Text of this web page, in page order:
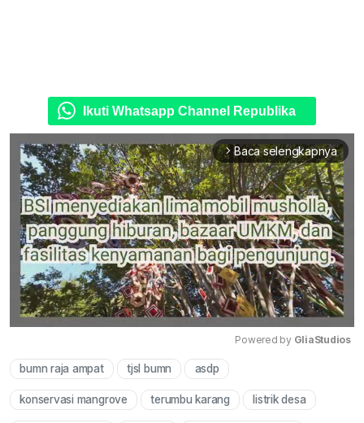
Ikuti Whatsapp Channel Republika
arrow_forward_ios Baca selengkapnya
Powered by GliaStudios
bumn raja ampat tjsl bumn asdp
konservasi mangrove terumbu karang listrik desa